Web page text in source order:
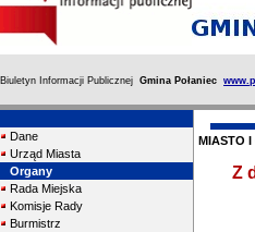
Biuletyn Informacji Publicznej Gmina Połaniec
Dane
Urząd Miasta
Organy
Rada Miejska
Komisje Rady
Burmistrz
MIASTO I
Z